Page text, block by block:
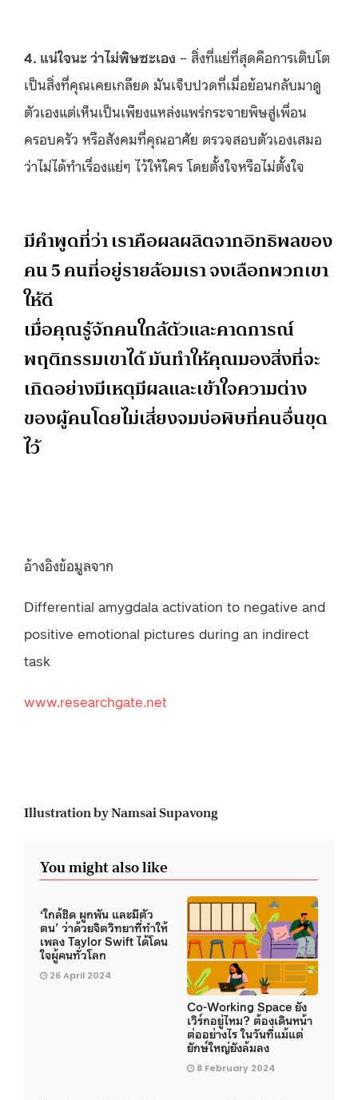
4. แน่ใจนะ ว่าไม่พิษซะเอง – สิ่งที่แย่ที่สุดคือการเติบโต
เป็นสิ่งที่คุณเคยเกลียด มันเจ็บปวดที่เมื่อย้อนกลับมาดู
ตัวเองแต่เห็นเป็นเพียงแหล่งแพร่กระจายพิษสู่เพื่อน
ครอบครัว หรือสังคมที่คุณอาศัย ตรวจสอบตัวเองเสมอ
ว่าไม่ได้ทำเรื่องแย่ๆ ไว้ให้ใคร โดยตั้งใจหรือไม่ตั้งใจ
มีคำพูดที่ว่า เราคือผลผลิตจากอิทธิพลของ
คน 5 คนที่อยู่รายล้อมเรา จงเลือกพวกเขา
ให้ดี
เมื่อคุณรู้จักคนใกล้ตัวและคาดการณ์
พฤติกรรมเขาได้ มันทำให้คุณมองสิ่งที่จะ
เกิดอย่างมีเหตุมีผลและเข้าใจความต่าง
ของผู้คนโดยไม่เสี่ยงจมบ่อพิษที่คนอื่นขุด
ไว้
อ้างอิงข้อมูลจาก
Differential amygdala activation to negative and
positive emotional pictures during an indirect
task
www.researchgate.net
Illustration by Namsai Supavong
You might also like
‘ใกล้ชิด ผูกพัน และมีตัว
ตน’ ว่าด้วยจิตวิทยาที่ทำให้
เพลง Taylor Swift ได้โดน
ใจผู้คนทั่วโลก
26 April 2024
Co-Working Space ยัง
เวิร์กอยู่ไหม? ต้องเดินหน้า
ต่ออย่างไร ในวันที่แม้แต่
ยักษ์ใหญ่ยังล้มลง
8 February 2024